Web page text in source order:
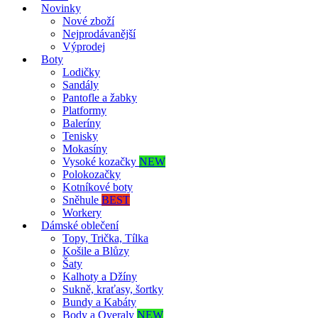
Novinky
Nové zboží
Nejprodávanější
Výprodej
Boty
Lodičky
Sandály
Pantofle a žabky
Platformy
Baleríny
Tenisky
Mokasíny
Vysoké kozačky NEW
Polokozačky
Kotníkové boty
Sněhule BEST
Workery
Dámské oblečení
Topy, Trička, Tílka
Košile a Blůzy
Šaty
Kalhoty a Džíny
Sukně, kraťasy, šortky
Bundy a Kabáty
Body a Overaly NEW